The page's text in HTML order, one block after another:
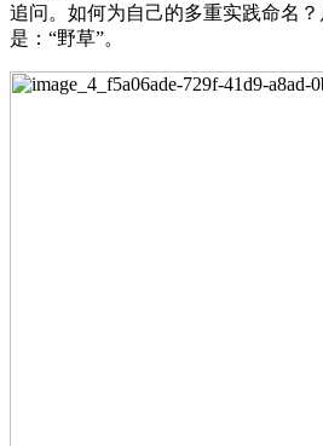
追问。如何为自己的多重实践命名
是：“野草”。